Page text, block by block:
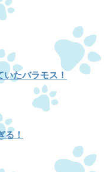
いたバラモス！
る！